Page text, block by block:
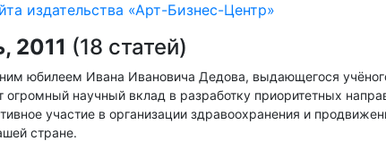
издательства «Арт-Бизнес-Центр»
2011 (18 статей)
юбилеем Ивана Ивановича Дедова, выдающегося
научный вклад в разработку приоритетных
участие в организации здравоохранения и
стране.